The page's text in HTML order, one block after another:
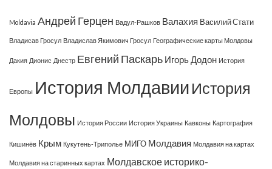
Moldavia Андрей Герцен Вадул-Рашков Валахия Василий Стати
Владисав Гросул Владислав Якимович Гросул Географические карты Молдовы
Дакия Дионис Днестр Евгений Паскарь Игорь Додон История
Европы История Молдавии История
Молдовы История России История Украины Кавконы Картография
Кишинёв Крым Кукутень-Триполье МИГО Молдавия Молдавия на картах
Молдавия на старинных картах Молдавское историко-